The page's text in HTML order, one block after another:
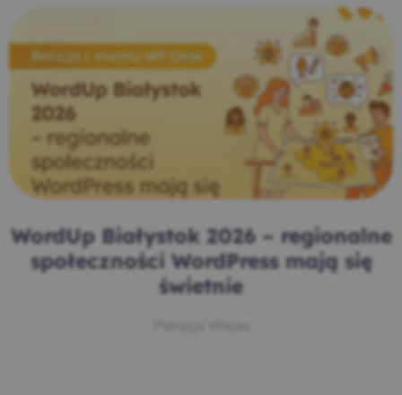
WordUp Białystok 2026 – regionalne
społeczności WordPress mają się
świetnie